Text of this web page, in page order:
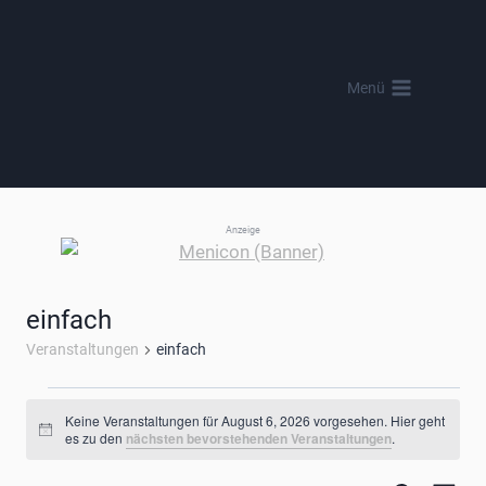
Menü
Anzeige
einfach
Veranstaltungen einfach
Veranstaltungen
Hinweis
Keine Veranstaltungen für August 6, 2026 vorgesehen. Hier geht
es zu den nächsten bevorstehenden Veranstaltungen.